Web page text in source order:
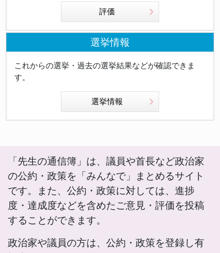
評価
選挙情報
これからの選挙・過去の選挙結果などが確認できま
す。
選挙情報
「先生の通信簿」は、議員や首長など政治家
の公約・政策を「みんなで」まとめるサイト
です。また、公約・政策に対しては、進捗
度・達成度などを含めたご意見・評価を投稿
することができます。
政治家や議員の方は、公約・政策を登録し有